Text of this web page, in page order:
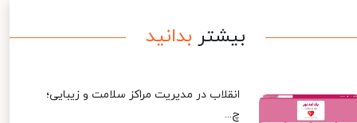
بیشتر بدانید
انقلاب در مدیریت مراکز سلامت و زیبایی؛
چ...